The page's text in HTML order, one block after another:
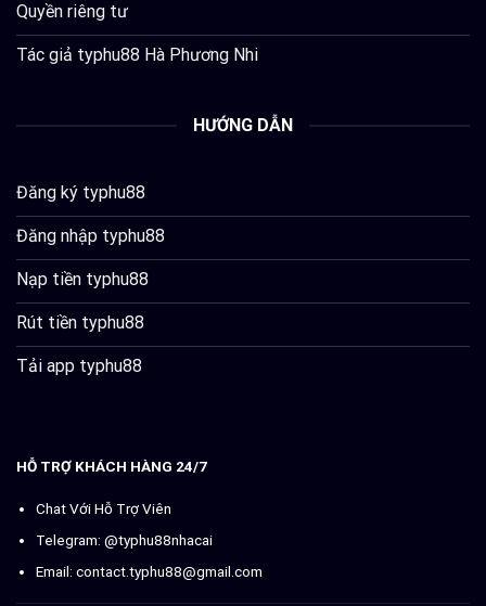
Quyền riêng tư
Tác giả typhu88 Hà Phương Nhi
HƯỚNG DẪN
Đăng ký typhu88
Đăng nhập typhu88
Nạp tiền typhu88
Rút tiền typhu88
Tải app typhu88
HỖ TRỢ KHÁCH HÀNG 24/7
Chat Với Hỗ Trợ Viên
Telegram: @typhu88nhacai
Email: contact.typhu88@gmail.com